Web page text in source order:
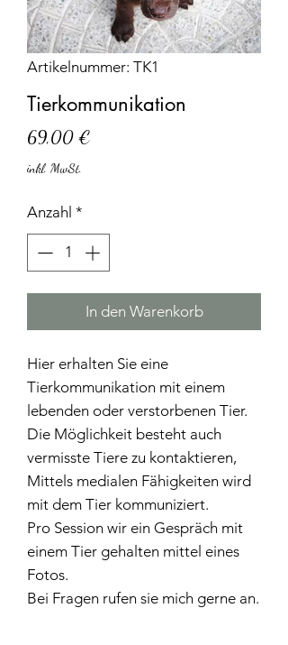
Artikelnummer: TK1
Tierkommunikation
69,00 €
inkl. MwSt.
Anzahl *
In den Warenkorb
Hier erhalten Sie eine
Tierkommunikation mit einem
lebenden oder verstorbenen Tier.
Die Möglichkeit besteht auch
vermisste Tiere zu kontaktieren,
Mittels medialen Fähigkeiten wird
mit dem Tier kommuniziert.
Pro Session wir ein Gespräch mit
einem Tier gehalten mittel eines
Fotos.
Bei Fragen rufen sie mich gerne an.